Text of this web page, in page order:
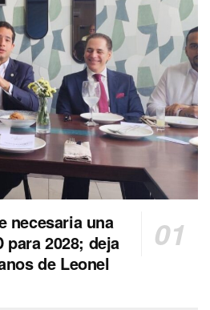
necesaria una
para 2028; deja
de Leonel